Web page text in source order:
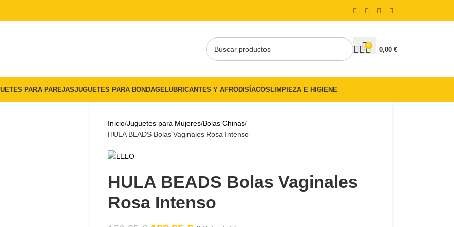
0
0,00 €
PARA PAREJASJUGUETES PARA BONDAGELUBRICANTES Y AFRODISÍACOS LIMPIEZA E HIGIENE
Inicio Juguetes para Mujeres Bolas Chinas
HULA BEADS Bolas Vaginales Rosa Intenso
HULA BEADS Bolas Vaginales
Rosa Intenso
EL CÓDIGO "DULCES5"